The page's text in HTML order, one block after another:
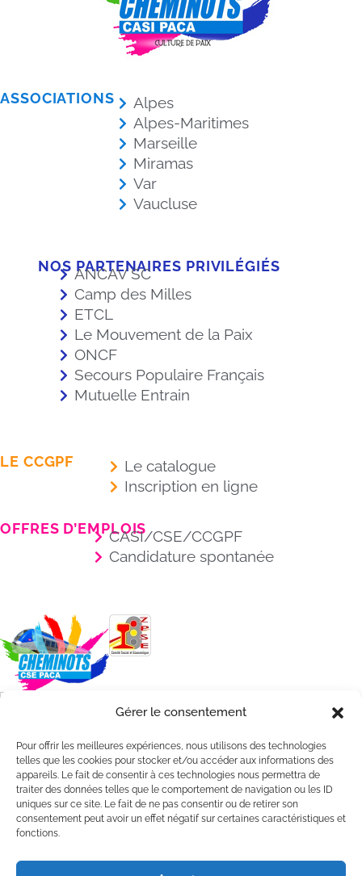
Gérer le consentement
Pour offrir les meilleures expériences, nous utilisons des technologies
telles que les cookies pour stocker et/ou accéder aux informations des
appareils. Le fait de consentir à ces technologies nous permettra de
traiter des données telles que le comportement de navigation ou les ID
uniques sur ce site. Le fait de ne pas consentir ou de retirer son
consentement peut avoir un effet négatif sur certaines caractéristiques et
fonctions.
NOS PARTENAIRES PRIVILÉGIÉS
ANCAV SC
Camp des Milles
ETCL
Le Mouvement de la Paix
ONCF
Secours Populaire Français
Mutuelle Entrain
ASSOCIATIONS
Alpes
Alpes-Maritimes
Marseille
Miramas
Var
Vaucluse
LE CCGPF
Le catalogue
Inscription en ligne
OFFRES D’EMPLOISCASI/CSE/CCGPF
Candidature spontanée
@2025 – CASI Cheminots PACA /Mentions légales